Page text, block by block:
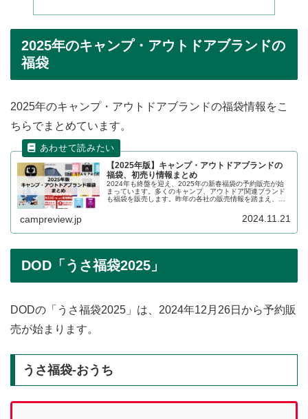
2025年のキャンプ・アウトドアブランドの
福袋
2025年のキャンプ・アウトドアブランドの福袋情報をこ
ちらでまとめています。
【2025年版】キャンプ・アウトドアブランドの
福袋、初売り情報まとめ
2024年も終盤を迎え、2025年の新春福袋の予約販売が始
まっています。多くのキャンプ、アウトドア関連ブランド
も福袋を販売します。昨年の各社の販売情報を踏まえ、
campreview.jp 2024.11.21
DOD「うさ福袋2025」
DODの「うさ福袋2025」は、2024年12月26日から予約販
売が始まります。
うさ福袋-おうち